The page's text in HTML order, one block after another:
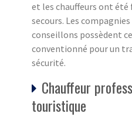
et les chauffeurs ont été
secours. Les
conseillons possèdent
conventionné pour un
sécurité.
Chauffeur
touristique